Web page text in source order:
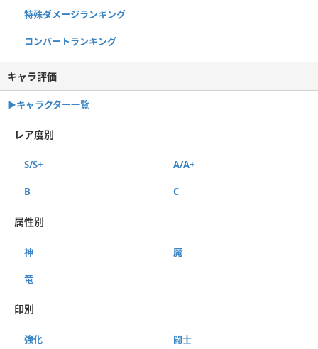
特殊ダメージランキング
コンバートランキング
キャラ評価
▶︎キャラクター一覧
レア度別
S/S+ A/A+
B C
属性別
神 魔
竜
印別
強化 闘士